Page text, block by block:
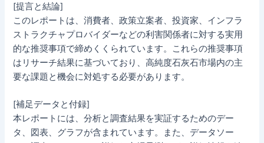
[提言と結論]
このレポートは、消費者、政策立案者、投資家、インフラ
ストラクチャプロバイダーなどの利害関係者に対する実用
的な推奨事項で締めくくられています。これらの推奨事項
はリサーチ結果に基づいており、高純度石灰石市場内の主
要な課題と機会に対処する必要があります。
[補足データと付録]
本レポートには、分析と調査結果を実証するためのデー
タ、図表、グラフが含まれています。また、データソー